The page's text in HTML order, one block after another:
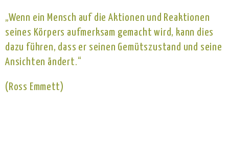
„Wenn ein Mensch auf die Aktionen und Reaktionen
seines Körpers aufmerksam gemacht wird, kann dies
dazu führen, dass er seinen Gemütszustand und seine
Ansichten ändert.“
(Ross Emmett)